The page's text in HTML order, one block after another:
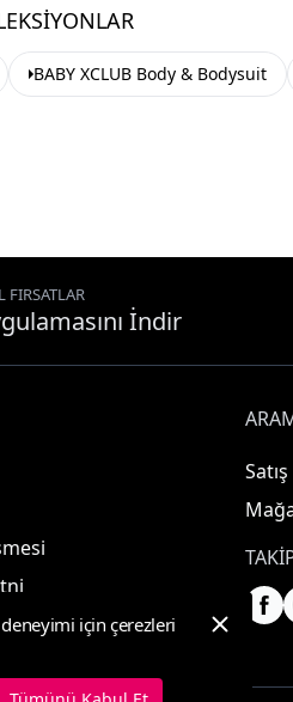
BABY XCLUB Body & Bodysuit
FIRSATLAR
İndir
için çerezleri